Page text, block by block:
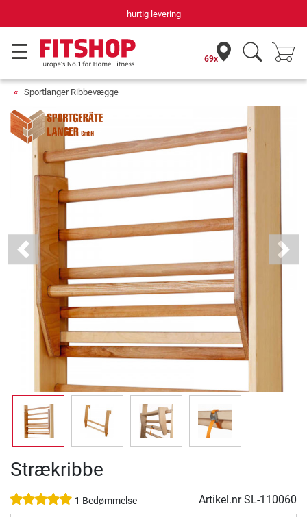
hurtig levering
69x
Sportlanger Ribbevægge
Previous Next
Strækribbe
1 Bedømmelse Artikel.nrSL-110060